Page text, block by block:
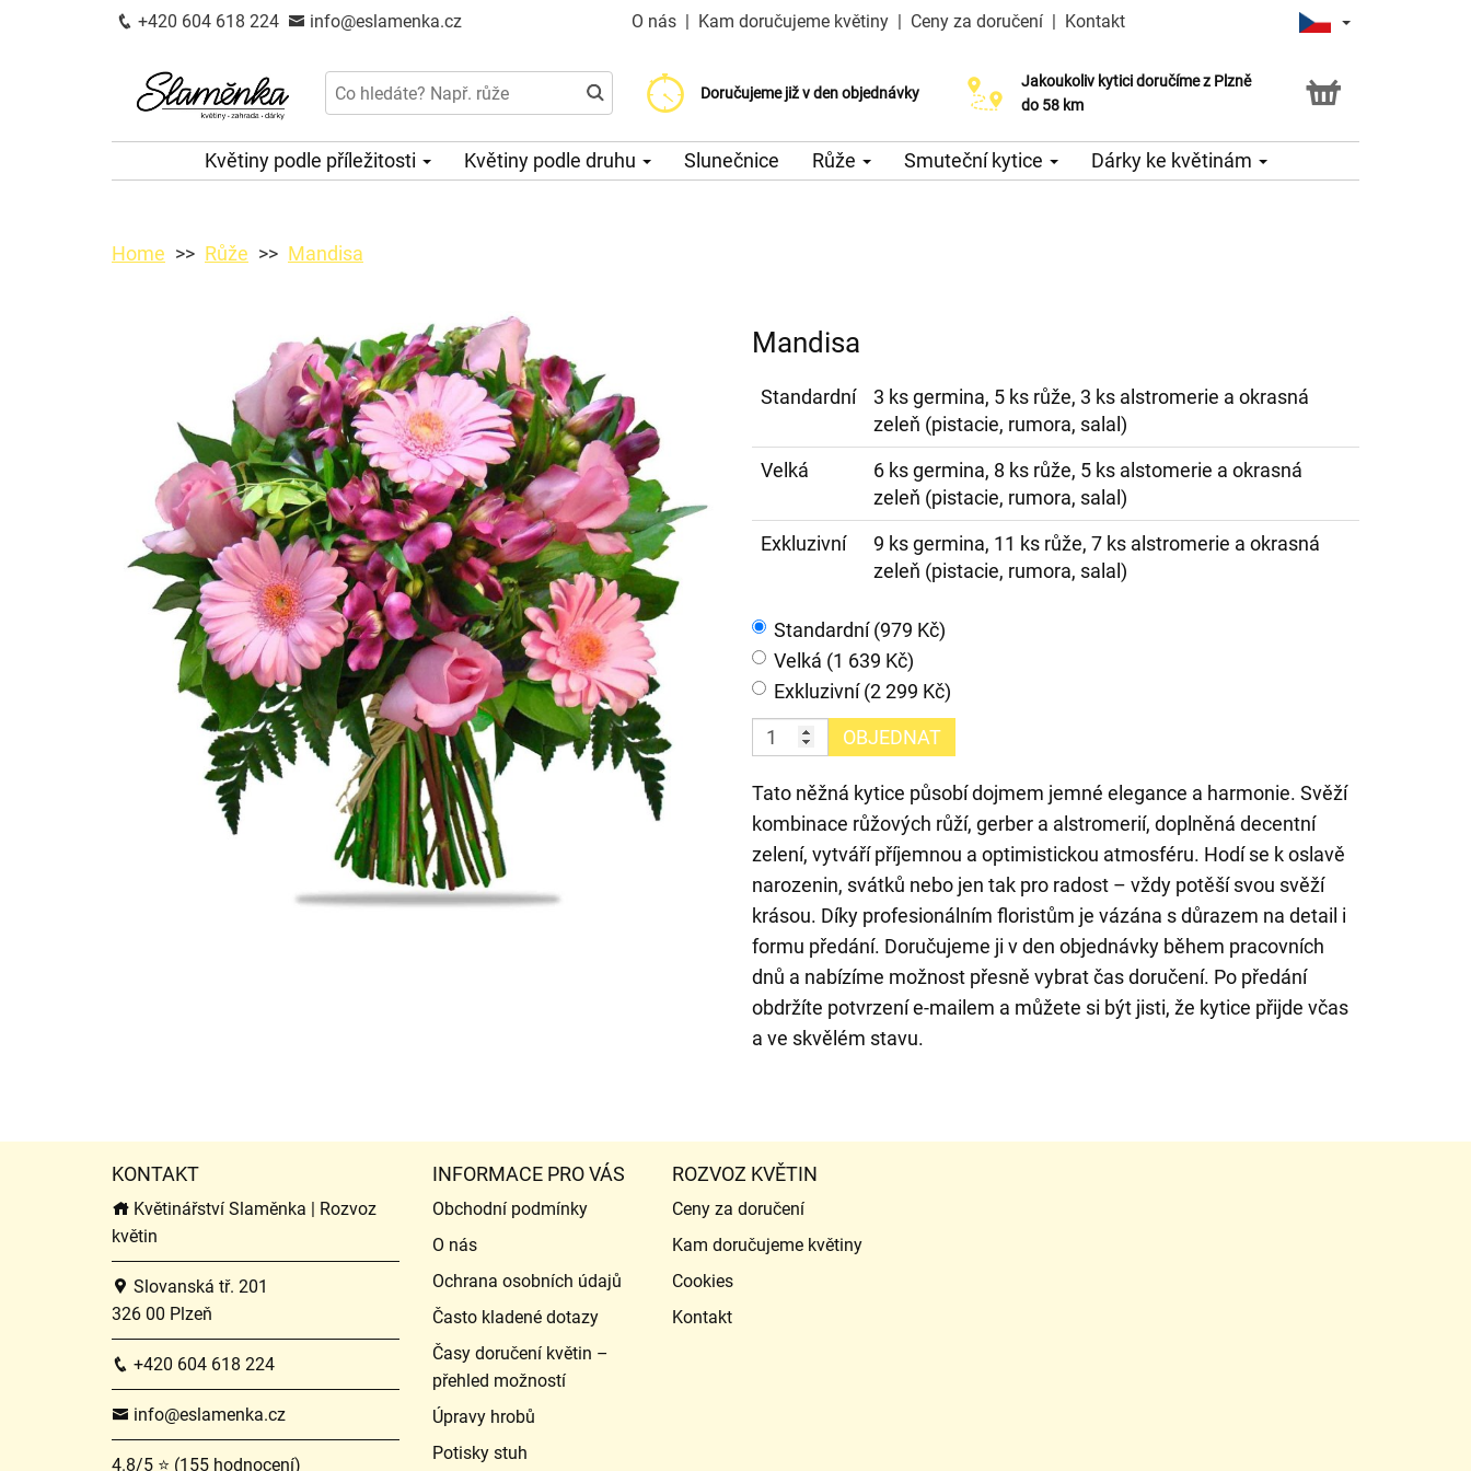
+420 604 618 224 info@eslamenka.cz O nás | Kam doručujeme květiny | Ceny za doručení | Kontakt
Doručujeme již v den objednávky
Doručujeme již od 200 Kč
Možný výběr času a dne doručení
Jakoukoliv kytici doručíme z Plzně
do 58 km
Květiny podle příležitosti Květiny podle druhu Slunečnice Růže Smuteční kytice Dárky ke květinám
Home Růže Mandisa
Mandisa
Standardní
3 ks germina, 5 ks růže, 3 ks alstromerie a okrasná
zeleň (pistacie, rumora, salal)
Velká
6 ks germina, 8 ks růže, 5 ks alstomerie a okrasná
zeleň (pistacie, rumora, salal)
Exkluzivní
9 ks germina, 11 ks růže, 7 ks alstromerie a okrasná
zeleň (pistacie, rumora, salal)
Standardní (979 Kč)
Velká (1 639 Kč)
Exkluzivní (2 299 Kč)
OBJEDNAT
Tato něžná kytice působí dojmem jemné elegance a harmonie. Svěží
kombinace růžových růží, gerber a alstromerií, doplněná decentní
zelení, vytváří příjemnou a optimistickou atmosféru. Hodí se k oslavě
narozenin, svátků nebo jen tak pro radost – vždy potěší svou svěží
krásou. Díky profesionálním floristům je vázána s důrazem na detail i
formu předání. Doručujeme ji v den objednávky během pracovních
dnů a nabízíme možnost přesně vybrat čas doručení. Po předání
obdržíte potvrzení e-mailem a můžete si být jisti, že kytice přijde včas
a ve skvělém stavu.
KONTAKT
Květinářství Slaměnka | Rozvoz
květin
Slovanská tř. 201
326 00 Plzeň
+420 604 618 224
info@eslamenka.cz
4.8/5 ⭐ (155 hodnocení)
INFORMACE PRO VÁS
Obchodní podmínky
O nás
Ochrana osobních údajů
Často kladené dotazy
Časy doručení květin –
přehled možností
Úpravy hrobů
Potisky stuh
ROZVOZ KVĚTIN
Ceny za doručení
Kam doručujeme květiny
Cookies
Kontakt